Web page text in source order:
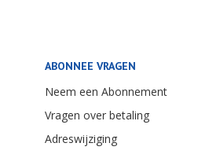
ABONNEE VRAGEN
Neem een Abonnement
Vragen over betaling
Adreswijziging